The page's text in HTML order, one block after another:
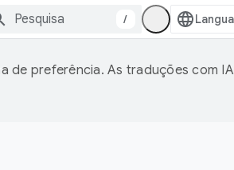
/
de preferência. As traduções com IA